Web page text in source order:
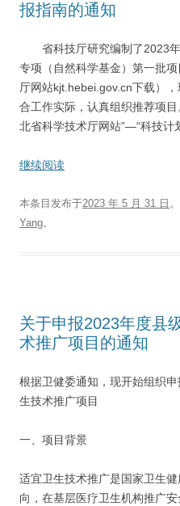
报指南的通知
省科技厅研究编制了2023年
专项（自然科学基金）第一批
厅网站kjt.hebei.gov.cn下载）
合工作实际，认真组织推荐项
北省科学技术厅网站”—“科技
继续阅读
本条目发布于2023 年 5 月 31 日
Yang。
关于申报2023年度县
术推广项目的通知
根据卫健委通知，现开始组织
生技术推广项目
一、项目背景
适宜卫生技术推广是国家卫生
向，在基层医疗卫生机构推广